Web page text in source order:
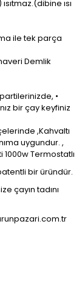
ısı
ile tek parça
Demlik
•
bir çay keyfiniz
,Kahvaltı
uygundur. ,
Termostatlı
bir üründür.
çayın tadını